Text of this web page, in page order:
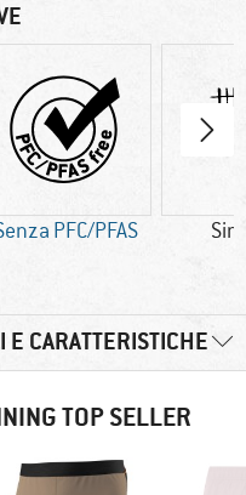
PFC/PFAS
CARATTERISTICHE
TOP SELLER